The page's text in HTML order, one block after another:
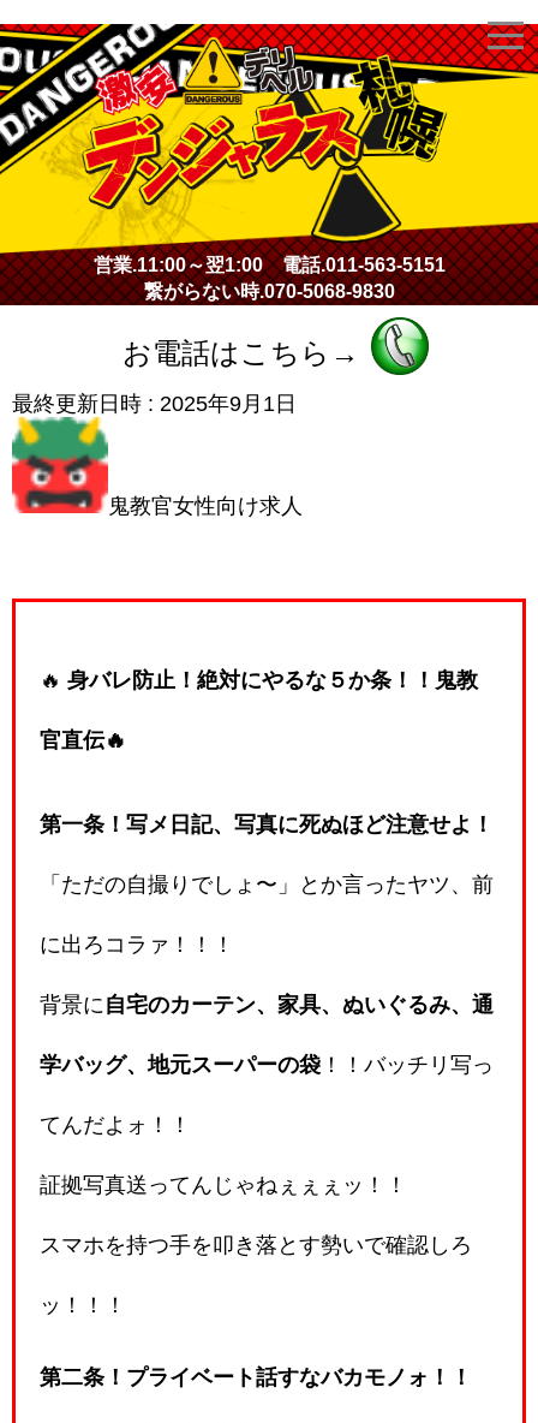
激安デリヘル・デンジャラス札幌
営業.11:00～翌1:00電話.011-563-5151
繋がらない時.070-5068-9830
お電話はこちら→
最終更新日時 : 2025年9月1日
鬼教官女性向け求人
🔥 身バレ防止！絶対にやるな５か条！！鬼教
官直伝🔥
第一条！写メ日記、写真に死ぬほど注意せよ！
「ただの自撮りでしょ〜」とか言ったヤツ、前
に出ろコラァ！！！
背景に 自宅のカーテン、家具、ぬいぐるみ、通
学バッグ、地元スーパーの袋 ！！バッチリ写っ
てんだよォ！！
証拠写真送ってんじゃねぇぇぇッ！！
スマホを持つ手を叩き落とす勢いで確認しろ
ッ！！！
第二条！プライベート話すなバカモノォ！！